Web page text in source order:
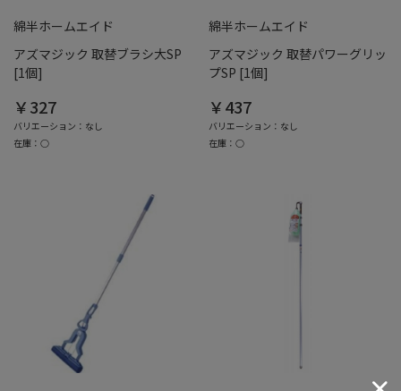
綿半ホームエイド
アズマジック 取替ブラシ大SP
[1個]
￥327
バリエーション：なし
在庫：○
綿半ホームエイド
アズマジック 取替パワーグリッ
プSP [1個]
￥437
バリエーション：なし
在庫：○